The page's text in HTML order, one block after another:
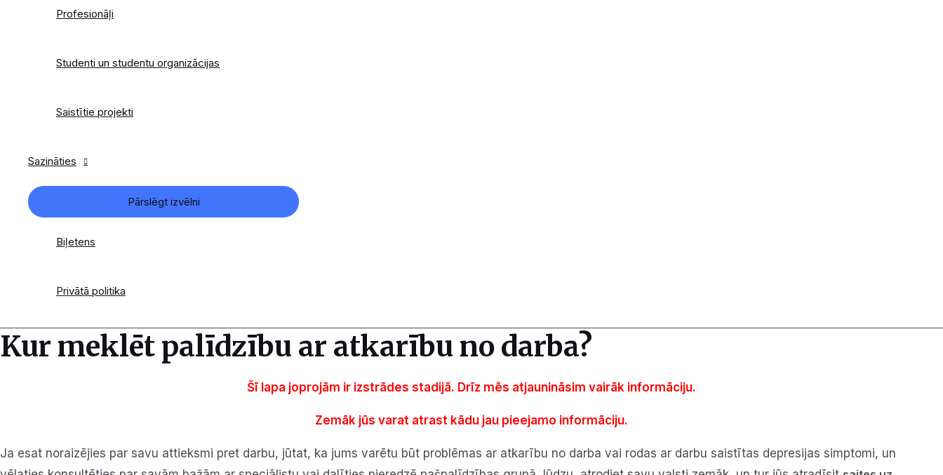
Profesionāļi
Studenti un studentu organizācijas
Saistītie projekti
Sazināties
Pārslēgt izvēlni
Biļetens
Privātā politika
Kur meklēt palīdzību ar atkarību no darba?
Šī lapa joprojām ir izstrādes stadijā. Drīz mēs atjaunināsim vairāk informāciju.
Zemāk jūs varat atrast kādu jau pieejamo informāciju.
Ja esat noraizējies par savu attieksmi pret darbu, jūtat, ka jums varētu būt problēmas ar atkarību no darba vai rodas ar darbu saistītas depresijas simptomi, un